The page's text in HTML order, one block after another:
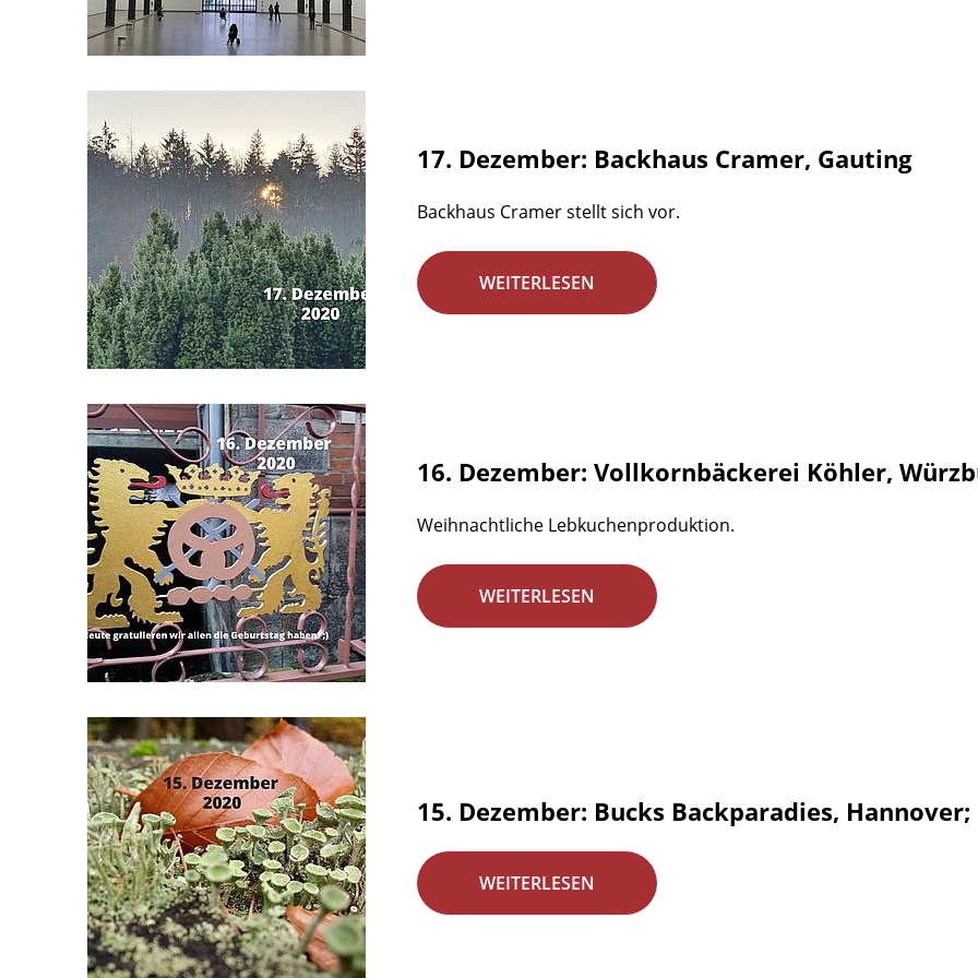
17. Dezember: Backhaus Cramer, Gauting
Backhaus Cramer stellt sich vor.
WEITERLESEN
16. Dezember: Vollkornbäckerei Köhler,
Weihnachtliche Lebkuchenproduktion.
WEITERLESEN
15. Dezember: Bucks Backparadies,
WEITERLESEN